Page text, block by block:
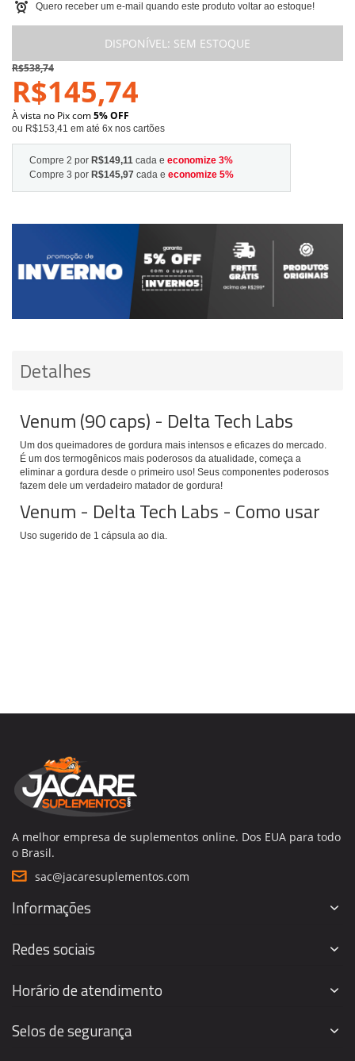
Quero receber um e-mail quando este produto voltar ao estoque!
DISPONÍVEL: SEM ESTOQUE
R$538,74
R$145,74
À vista no Pix com5% OFF
ou R$153,41 em até 6x nos cartões
Compre 2 por R$149,11 cada e economize 3%
Compre 3 por R$145,97 cada e economize 5%
Detalhes
Venum (90 caps) - Delta Tech Labs
Um dos queimadores de gordura mais intensos e eficazes do mercado.
É um dos termogênicos mais poderosos da atualidade, começa a
eliminar a gordura desde o primeiro uso! Seus componentes poderosos
fazem dele um verdadeiro matador de gordura!
Venum - Delta Tech Labs - Como usar
Uso sugerido de 1 cápsula ao dia.
A melhor empresa de suplementos online. Dos EUA para todo
o Brasil.
sac@jacaresuplementos.com
Informações
Redes sociais
Horário de atendimento
Selos de segurança